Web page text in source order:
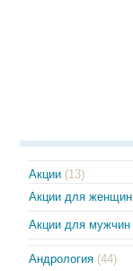
Акции (13)
Акции для женщин
Акции для мужчин
Андрология (44)